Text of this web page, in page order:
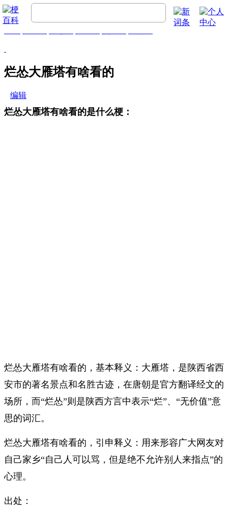
烂怂大雁塔有啥看的
编辑
烂怂大雁塔有啥看的是什么梗：
烂怂大雁塔有啥看的，基本释义：大雁塔，是陕西省西
安市的著名景点和名胜古迹，在唐朝是官方翻译经文的
场所，而“烂怂”则是陕西方言中表示“烂”、“无价值”意
思的词汇。
烂怂大雁塔有啥看的，引申释义：用来形容广大网友对
自己家乡“自己人可以骂，但是绝不允许别人来指点”的
心理。
出处：